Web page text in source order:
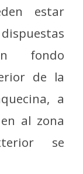
estar
fondo
de la
a
al zona
se